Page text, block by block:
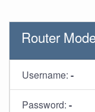
Router
Username: -
Password: -